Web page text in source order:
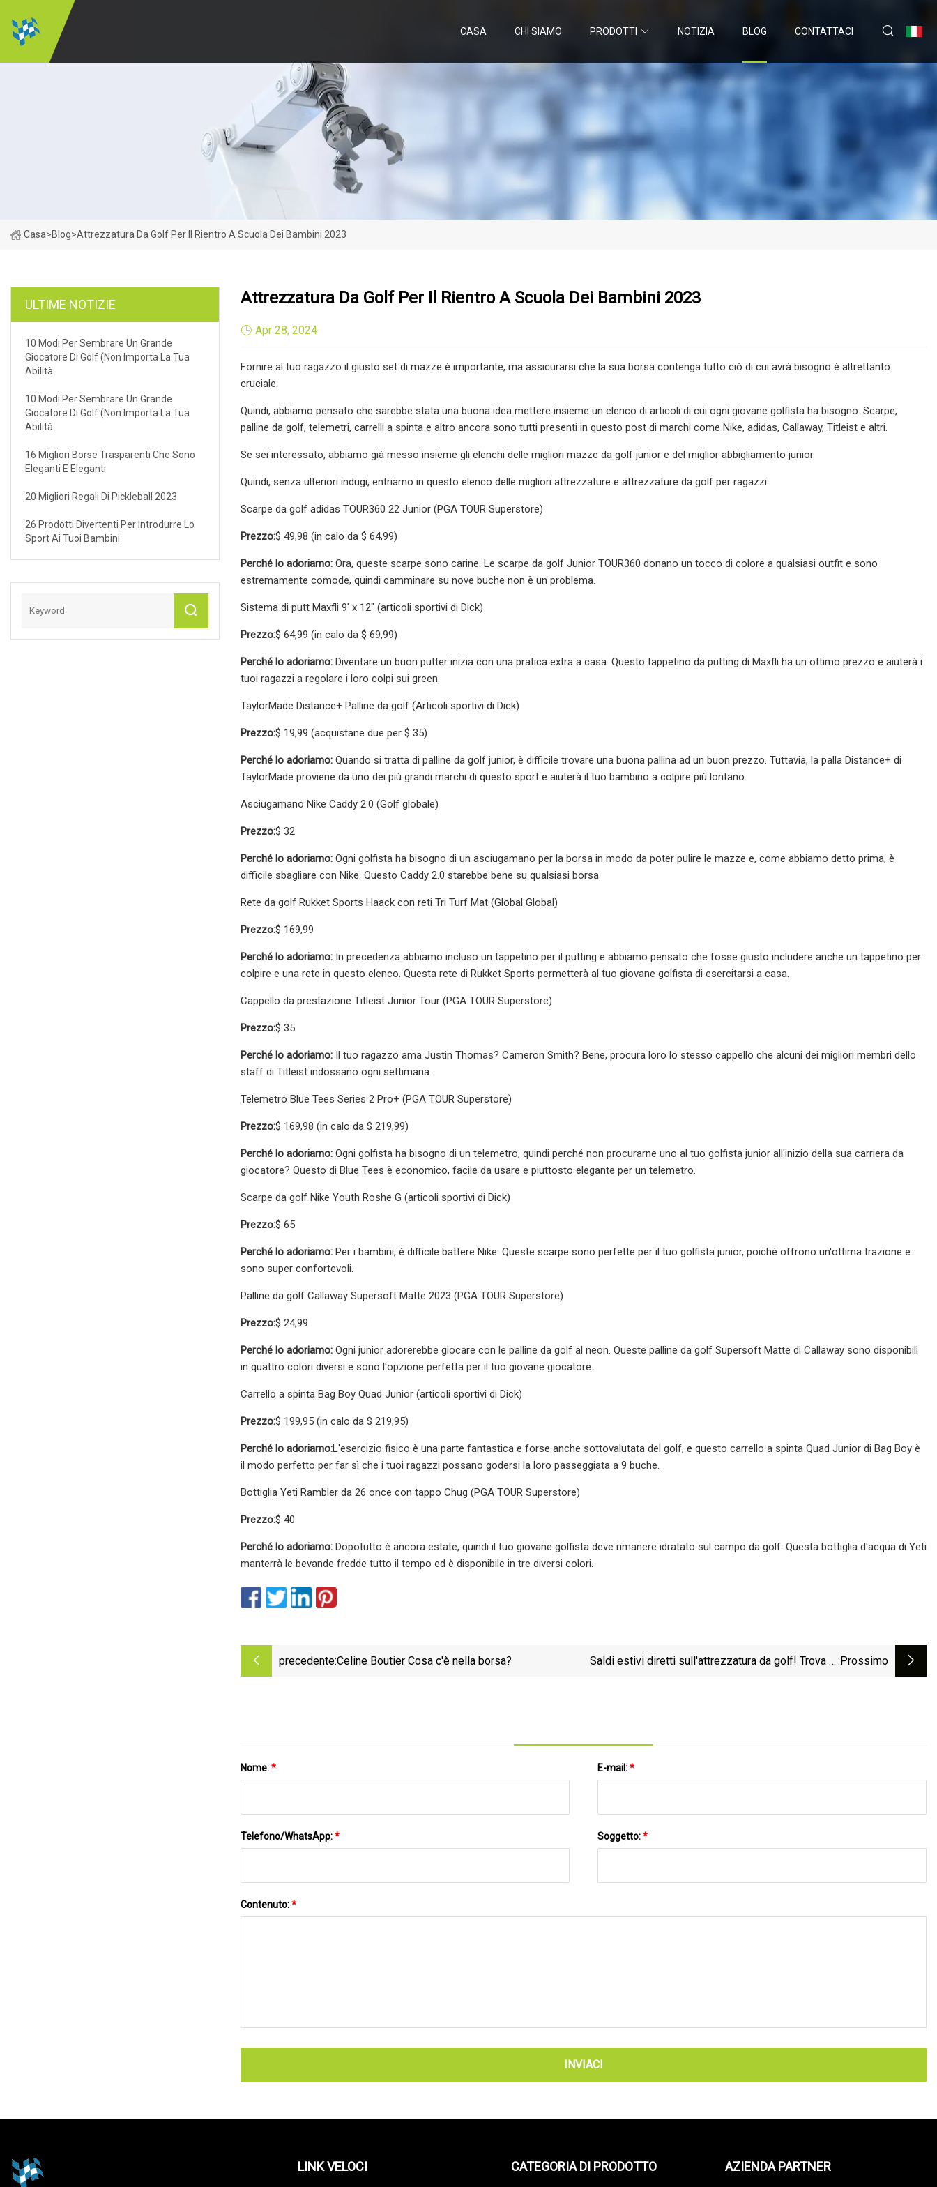
CASA CHI SIAMO PRODOTTI NOTIZIA BLOG CONTATTACI
Casa>Blog>Attrezzatura Da Golf Per Il Rientro A Scuola Dei Bambini 2023
ULTIME NOTIZIE
10 Modi Per Sembrare Un Grande
Giocatore Di Golf (non Importa La Tua
Abilità
10 Modi Per Sembrare Un Grande
Giocatore Di Golf (non Importa La Tua
Abilità
16 Migliori Borse Trasparenti Che Sono
Eleganti E Eleganti
20 Migliori Regali Di Pickleball 2023
26 Prodotti Divertenti Per Introdurre Lo
Sport Ai Tuoi Bambini
Attrezzatura Da Golf Per Il Rientro A Scuola Dei Bambini 2023
Apr 28, 2024
Fornire al tuo ragazzo il giusto set di mazze è importante, ma assicurarsi che la sua borsa contenga tutto ciò di cui avrà bisogno è altrettanto
cruciale.
Quindi, abbiamo pensato che sarebbe stata una buona idea mettere insieme un elenco di articoli di cui ogni giovane golfista ha bisogno. Scarpe,
palline da golf, telemetri, carrelli a spinta e altro ancora sono tutti presenti in questo post di marchi come Nike, adidas, Callaway, Titleist e altri.
Se sei interessato, abbiamo già messo insieme gli elenchi delle migliori mazze da golf junior e del miglior abbigliamento junior.
Quindi, senza ulteriori indugi, entriamo in questo elenco delle migliori attrezzature e attrezzature da golf per ragazzi.
Scarpe da golf adidas TOUR360 22 Junior (PGA TOUR Superstore)
Prezzo:$ 49,98 (in calo da $ 64,99)
Perché lo adoriamo: Ora, queste scarpe sono carine. Le scarpe da golf Junior TOUR360 donano un tocco di colore a qualsiasi outfit e sono
estremamente comode, quindi camminare su nove buche non è un problema.
Sistema di putt Maxfli 9′ x 12″ (articoli sportivi di Dick)
Prezzo:$ 64,99 (in calo da $ 69,99)
Perché lo adoriamo: Diventare un buon putter inizia con una pratica extra a casa. Questo tappetino da putting di Maxfli ha un ottimo prezzo e aiuterà i
tuoi ragazzi a regolare i loro colpi sui green.
TaylorMade Distance+ Palline da golf (Articoli sportivi di Dick)
Prezzo:$ 19,99 (acquistane due per $ 35)
Perché lo adoriamo: Quando si tratta di palline da golf junior, è difficile trovare una buona pallina ad un buon prezzo. Tuttavia, la palla Distance+ di
TaylorMade proviene da uno dei più grandi marchi di questo sport e aiuterà il tuo bambino a colpire più lontano.
Asciugamano Nike Caddy 2.0 (Golf globale)
Prezzo:$ 32
Perché lo adoriamo: Ogni golfista ha bisogno di un asciugamano per la borsa in modo da poter pulire le mazze e, come abbiamo detto prima, è
difficile sbagliare con Nike. Questo Caddy 2.0 starebbe bene su qualsiasi borsa.
Rete da golf Rukket Sports Haack con reti Tri Turf Mat (Global Global)
Prezzo:$ 169,99
Perché lo adoriamo: In precedenza abbiamo incluso un tappetino per il putting e abbiamo pensato che fosse giusto includere anche un tappetino per
colpire e una rete in questo elenco. Questa rete di Rukket Sports permetterà al tuo giovane golfista di esercitarsi a casa.
Cappello da prestazione Titleist Junior Tour (PGA TOUR Superstore)
Prezzo:$ 35
Perché lo adoriamo: Il tuo ragazzo ama Justin Thomas? Cameron Smith? Bene, procura loro lo stesso cappello che alcuni dei migliori membri dello
staff di Titleist indossano ogni settimana.
Telemetro Blue Tees Series 2 Pro+ (PGA TOUR Superstore)
Prezzo:$ 169,98 (in calo da $ 219,99)
Perché lo adoriamo: Ogni golfista ha bisogno di un telemetro, quindi perché non procurarne uno al tuo golfista junior all'inizio della sua carriera da
giocatore? Questo di Blue Tees è economico, facile da usare e piuttosto elegante per un telemetro.
Scarpe da golf Nike Youth Roshe G (articoli sportivi di Dick)
Prezzo:$ 65
Perché lo adoriamo: Per i bambini, è difficile battere Nike. Queste scarpe sono perfette per il tuo golfista junior, poiché offrono un'ottima trazione e
sono super confortevoli.
Palline da golf Callaway Supersoft Matte 2023 (PGA TOUR Superstore)
Prezzo:$ 24,99
Perché lo adoriamo: Ogni junior adorerebbe giocare con le palline da golf al neon. Queste palline da golf Supersoft Matte di Callaway sono disponibili
in quattro colori diversi e sono l'opzione perfetta per il tuo giovane giocatore.
Carrello a spinta Bag Boy Quad Junior (articoli sportivi di Dick)
Prezzo:$ 199,95 (in calo da $ 219,95)
Perché lo adoriamo:L'esercizio fisico è una parte fantastica e forse anche sottovalutata del golf, e questo carrello a spinta Quad Junior di Bag Boy è
il modo perfetto per far sì che i tuoi ragazzi possano godersi la loro passeggiata a 9 buche.
Bottiglia Yeti Rambler da 26 once con tappo Chug (PGA TOUR Superstore)
Prezzo:$ 40
Perché lo adoriamo: Dopotutto è ancora estate, quindi il tuo giovane golfista deve rimanere idratato sul campo da golf. Questa bottiglia d'acqua di Yeti
manterrà le bevande fredde tutto il tempo ed è disponibile in tre diversi colori.
precedente:Celine Boutier Cosa c'è nella borsa?
Saldi estivi diretti sull'attrezzatura da golf! Trova le
:Prossimo
Nome:* E-mail:*
Telefono/WhatsApp:* Soggetto:*
Contenuto:*
INVIACI
LINK VELOCI CATEGORIA DI PRODOTTO AZIENDA PARTNER